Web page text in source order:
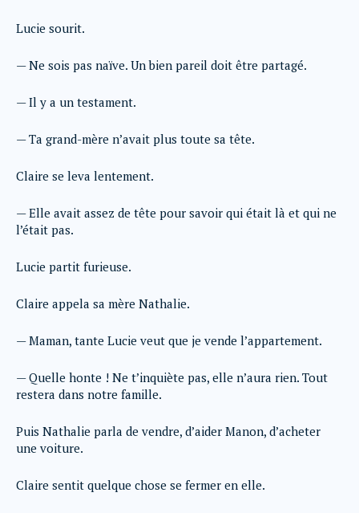
Lucie sourit.
— Ne sois pas naïve. Un bien pareil doit être partagé.
— Il y a un testament.
— Ta grand-mère n’avait plus toute sa tête.
Claire se leva lentement.
— Elle avait assez de tête pour savoir qui était là et qui ne
l’était pas.
Lucie partit furieuse.
Claire appela sa mère Nathalie.
— Maman, tante Lucie veut que je vende l’appartement.
— Quelle honte ! Ne t’inquiète pas, elle n’aura rien. Tout
restera dans notre famille.
Puis Nathalie parla de vendre, d’aider Manon, d’acheter
une voiture.
Claire sentit quelque chose se fermer en elle.